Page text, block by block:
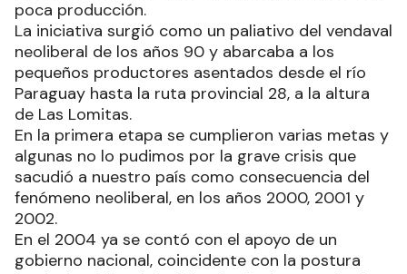
poca producción.
La iniciativa surgió como un paliativo del vendaval
neoliberal de los años 90 y abarcaba a los
pequeños productores asentados desde el río
Paraguay hasta la ruta provincial 28, a la altura
de Las Lomitas.
En la primera etapa se cumplieron varias metas y
algunas no lo pudimos por la grave crisis que
sacudió a nuestro país como consecuencia del
fenómeno neoliberal, en los años 2000, 2001 y
2002.
En el 2004 ya se contó con el apoyo de un
gobierno nacional, coincidente con la postura